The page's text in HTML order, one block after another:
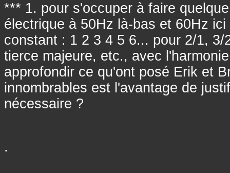
*** 1. pour s'occuper à faire
électrique à 50Hz là-bas et 60Hz
constant : 1 2 3 4 5 6... pour 2/1,
tierce majeure, etc., avec
approfondir ce qu'ont posé Erik et
innombrables est l'avantage de
nécessaire ?
.